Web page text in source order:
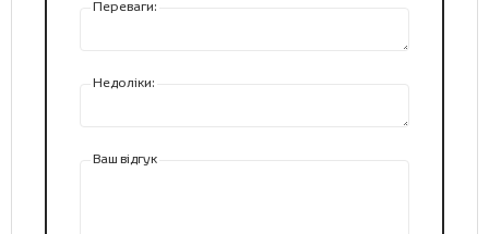
Переваги:
Недоліки:
Ваш відгук